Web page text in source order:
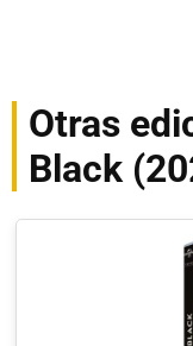
Otras
Black